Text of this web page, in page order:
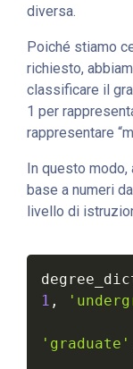
diversa.
Poiché stiamo
richiesto,
classificare il
1 per
rappresentare
In questo
base a numeri
livello di
1 ,
'graduate'